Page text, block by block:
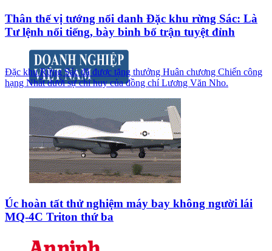
Thân thế vị tướng nổi danh Đặc khu rừng Sác: Là
Tư lệnh nổi tiếng, bày binh bố trận tuyệt đỉnh
Đặc khu Rừng Sác đã được tặng thưởng Huân chương Chiến công
hạng Nhất dưới sự chỉ huy của đồng chí Lương Văn Nho.
Úc hoàn tất thử nghiệm máy bay không người lái
MQ-4C Triton thứ ba